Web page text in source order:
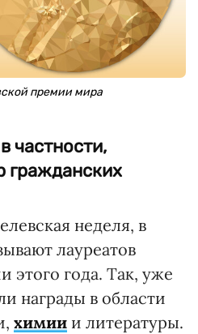
премии мира
частности,
гражданских
неделя, в
лауреатов
этого года. Так, уже
награды в области
химии и литературы.